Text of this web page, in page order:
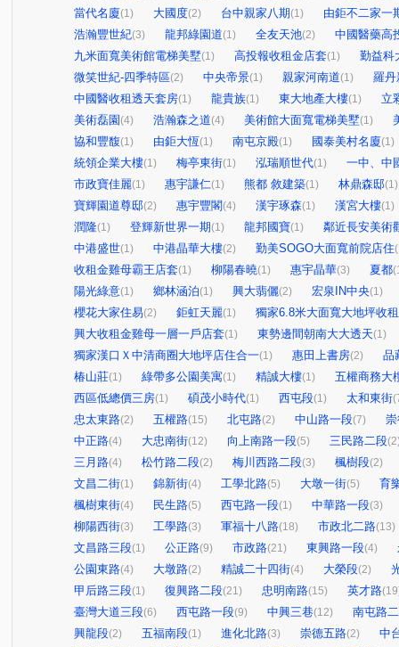
當代名廈(1) 大國度(2) 台中親家八期(1)
由鉅不二家一
浩瀚豐世紀(3) 龍邦綠園道(1) 全友天池(2)
中國醫藥高
九米面寬美術館電梯美墅(1) 高投報收租金店套(1)
勤益科
微笑世紀-四季特區(2) 中央帝景(1) 親家河南道(1)
羅丹
中國醫收租透天套房(1) 龍貴族(1) 東大地產大樓(1)
立
美術磊園 (4) 浩瀚森之道(4) 美術館大面寬電梯美墅(1)
協和豐馥(1) 由鉅大恆(1) 南屯京殿(1) 國泰美村名廈(1)
統領企業大樓(1) 梅亭東街(1) 泓瑞順世代(1)
一中、中
市政寶佳麗(1) 惠宇謙仁(1) 熊都 敘建築(1) 林鼎森邸(1)
寶輝園道尊邸(2) 惠宇豐閣(4) 漢宇琢森(1) 漢宮大樓(1)
潤隆(1) 登輝新世界一期(1) 龍邦國寶(1)
鄰近長安美術
中港盛世(1) 中港晶華大樓(2) 勤美SOGO大面寬前院店住
收租金雞母霸王店套(1) 柳陽春曉(1) 惠宇晶華(3) 夏都
陽光綠意(1) 鄉林涵泊(1) 興大翡儷(2) 宏泉IN中央(1)
櫻花大家住易(2) 鉅虹天麗(1)
獨家6.8米大面寬大地坪收
興大收租金雞母一層一戶店套(1) 東勢邊間朝南大大透天(1)
獨家漢口Ｘ中清商圈大地坪店住合一(1) 惠田上書房(2)
品
椿山莊(1) 綠帶多公園美寓(1) 精誠大樓(1)
五權商務大
西區低總價三房(1) 碩茂小時代(1) 西屯段(1) 太和東街
忠太東路(2) 五權路(15) 北屯路(2) 中山路一段(7)
中正路(4) 大忠南街(12) 向上南路一段(5) 三民路二段
三月路(4) 松竹路二段(2) 梅川西路二段(3) 楓樹段(2)
文昌二街(1) 錦新街(4) 工學北路(5) 大墩一街(5)
育
楓樹東街(4) 民生路(5) 西屯路一段(1) 中華路一段(3)
柳陽西街(3) 工學路(3) 軍福十八路(18) 市政北二路(13)
文昌路三段(1) 公正路(9) 市政路(21) 東興路一段(4)
公園東路(4) 大墩路(2) 精誠二十四街(4) 大榮段(2)
甲后路三段(1) 復興路二段(21) 忠明南路(15) 英才路
臺灣大道三段(6) 西屯路一段(9) 中興三巷(12)
南屯路
興龍段(2) 五福南段(1) 進化北路(3) 崇德五路(2)
中